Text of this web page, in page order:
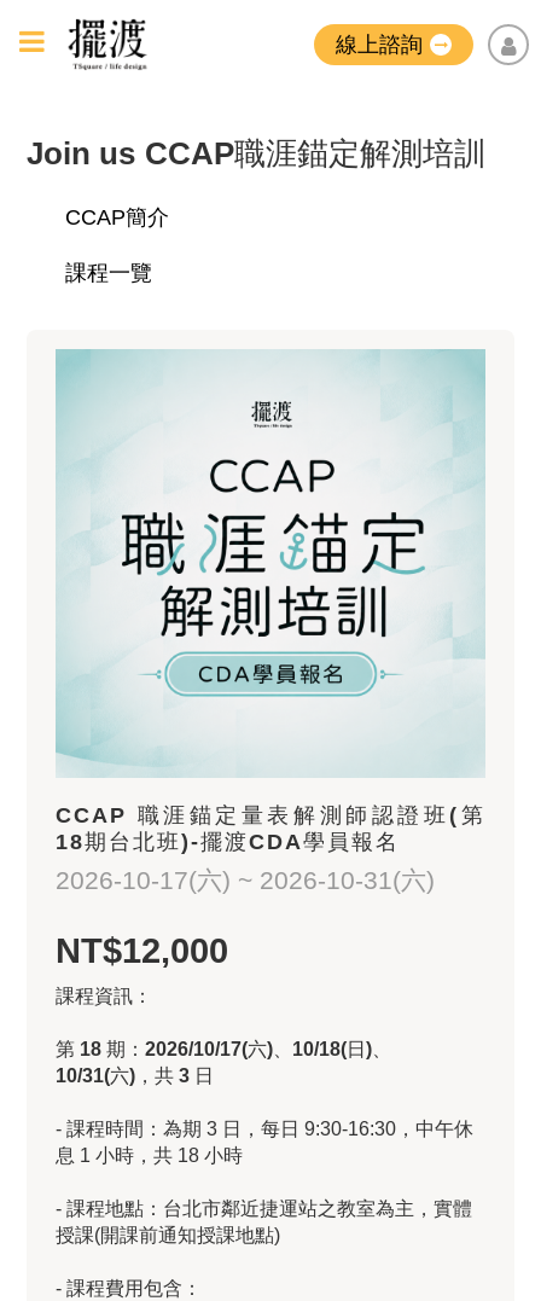
線上諮詢
Join us CCAP職涯錨定解測培訓
CCAP簡介
課程一覽
CCAP 職涯錨定量表解測師認證班(第
18期台北班)-擺渡CDA學員報名
2026-10-17(六) ~ 2026-10-31(六)
NT$12,000
課程資訊：
第 18 期：2026/10/17(六)、10/18(日)、
10/31(六)，共 3 日
- 課程時間：為期 3 日，每日 9:30-16:30，中午休
息 1 小時，共 18 小時
- 課程地點：台北市鄰近捷運站之教室為主，實體
授課(開課前通知授課地點)
- 課程費用包含：